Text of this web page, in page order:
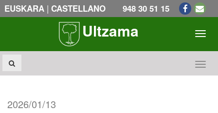
EUSKARA | CASTELLANO 948 30 51 15
Ultzama
2026/01/13